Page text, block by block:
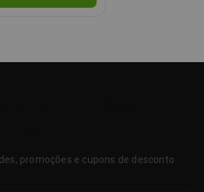
promoções e cupons de desconto